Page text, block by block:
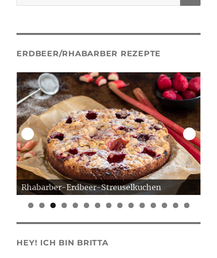
nach:
ERDBEER/RHABARBER REZEPTE
Rhabarber-Erdbeer-Streuselkuchen
0 1 2 3 4 5
HEY! ICH BIN BRITTA